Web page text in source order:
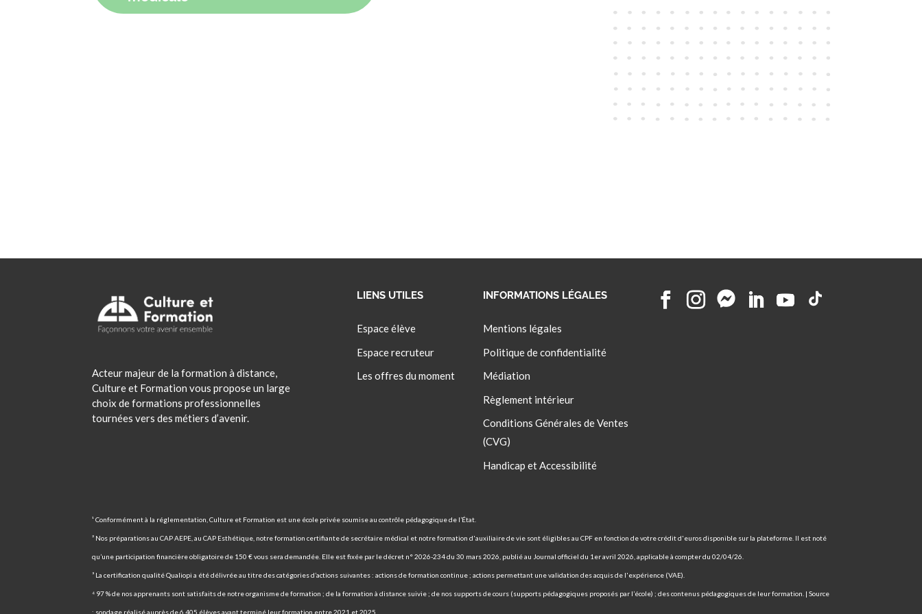
Acteur majeur de la formation à distance,
Culture et Formation vous propose un large
choix de formations professionnelles
tournées vers des métiers d’avenir.
LIENS UTILES
Espace élève
Espace recruteur
Les offres du moment
INFORMATIONS LÉGALES
Mentions légales
Politique de confidentialité
Médiation
Règlement intérieur
Conditions Générales de Ventes
(CVG)
Handicap et Accessibilité
¹ Conformément à la réglementation, Culture et Formation est une école privée soumise au contrôle pédagogique de l’État.
² Nos préparations au CAP AEPE, au CAP Esthétique, notre formation certifiante de secrétaire médical et notre formation d'auxiliaire de vie sont éligibles au CPF en fonction de votre crédit d'euros disponible sur la plateforme. Il est noté
qu’une participation financière obligatoire de 150 € vous sera demandée. Elle est fixée par le décret n° 2026-234 du 30 mars 2026, publié au Journal officiel du 1er avril 2026, applicable à compter du 02/04/26.
³ La certification qualité Qualiopi a été délivrée au titre des catégories d’actions suivantes : actions de formation continue ; actions permettant une validation des acquis de l'expérience (VAE).
⁴ 97 % de nos apprenants sont satisfaits de notre organisme de formation ; de la formation à distance suivie ; de nos supports de cours (supports pédagogiques proposés par l’école) ; des contenus pédagogiques de leur formation. | Source
: sondage réalisé auprès de 6 405 élèves ayant terminé leur formation entre 2021 et 2025